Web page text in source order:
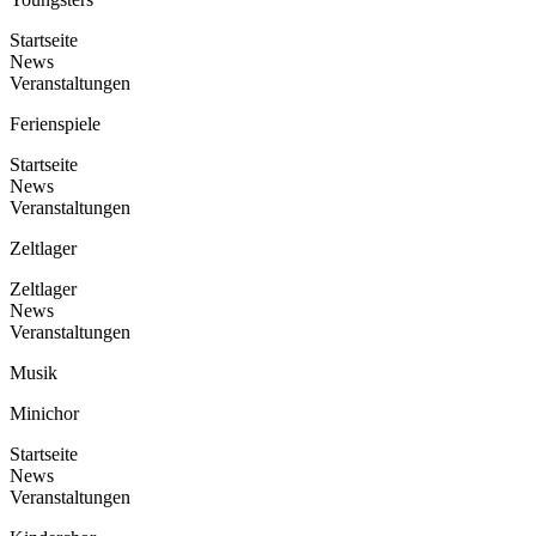
Startseite
News
Veranstaltungen
Ferienspiele
Startseite
News
Veranstaltungen
Zeltlager
Zeltlager
News
Veranstaltungen
Musik
Minichor
Startseite
News
Veranstaltungen